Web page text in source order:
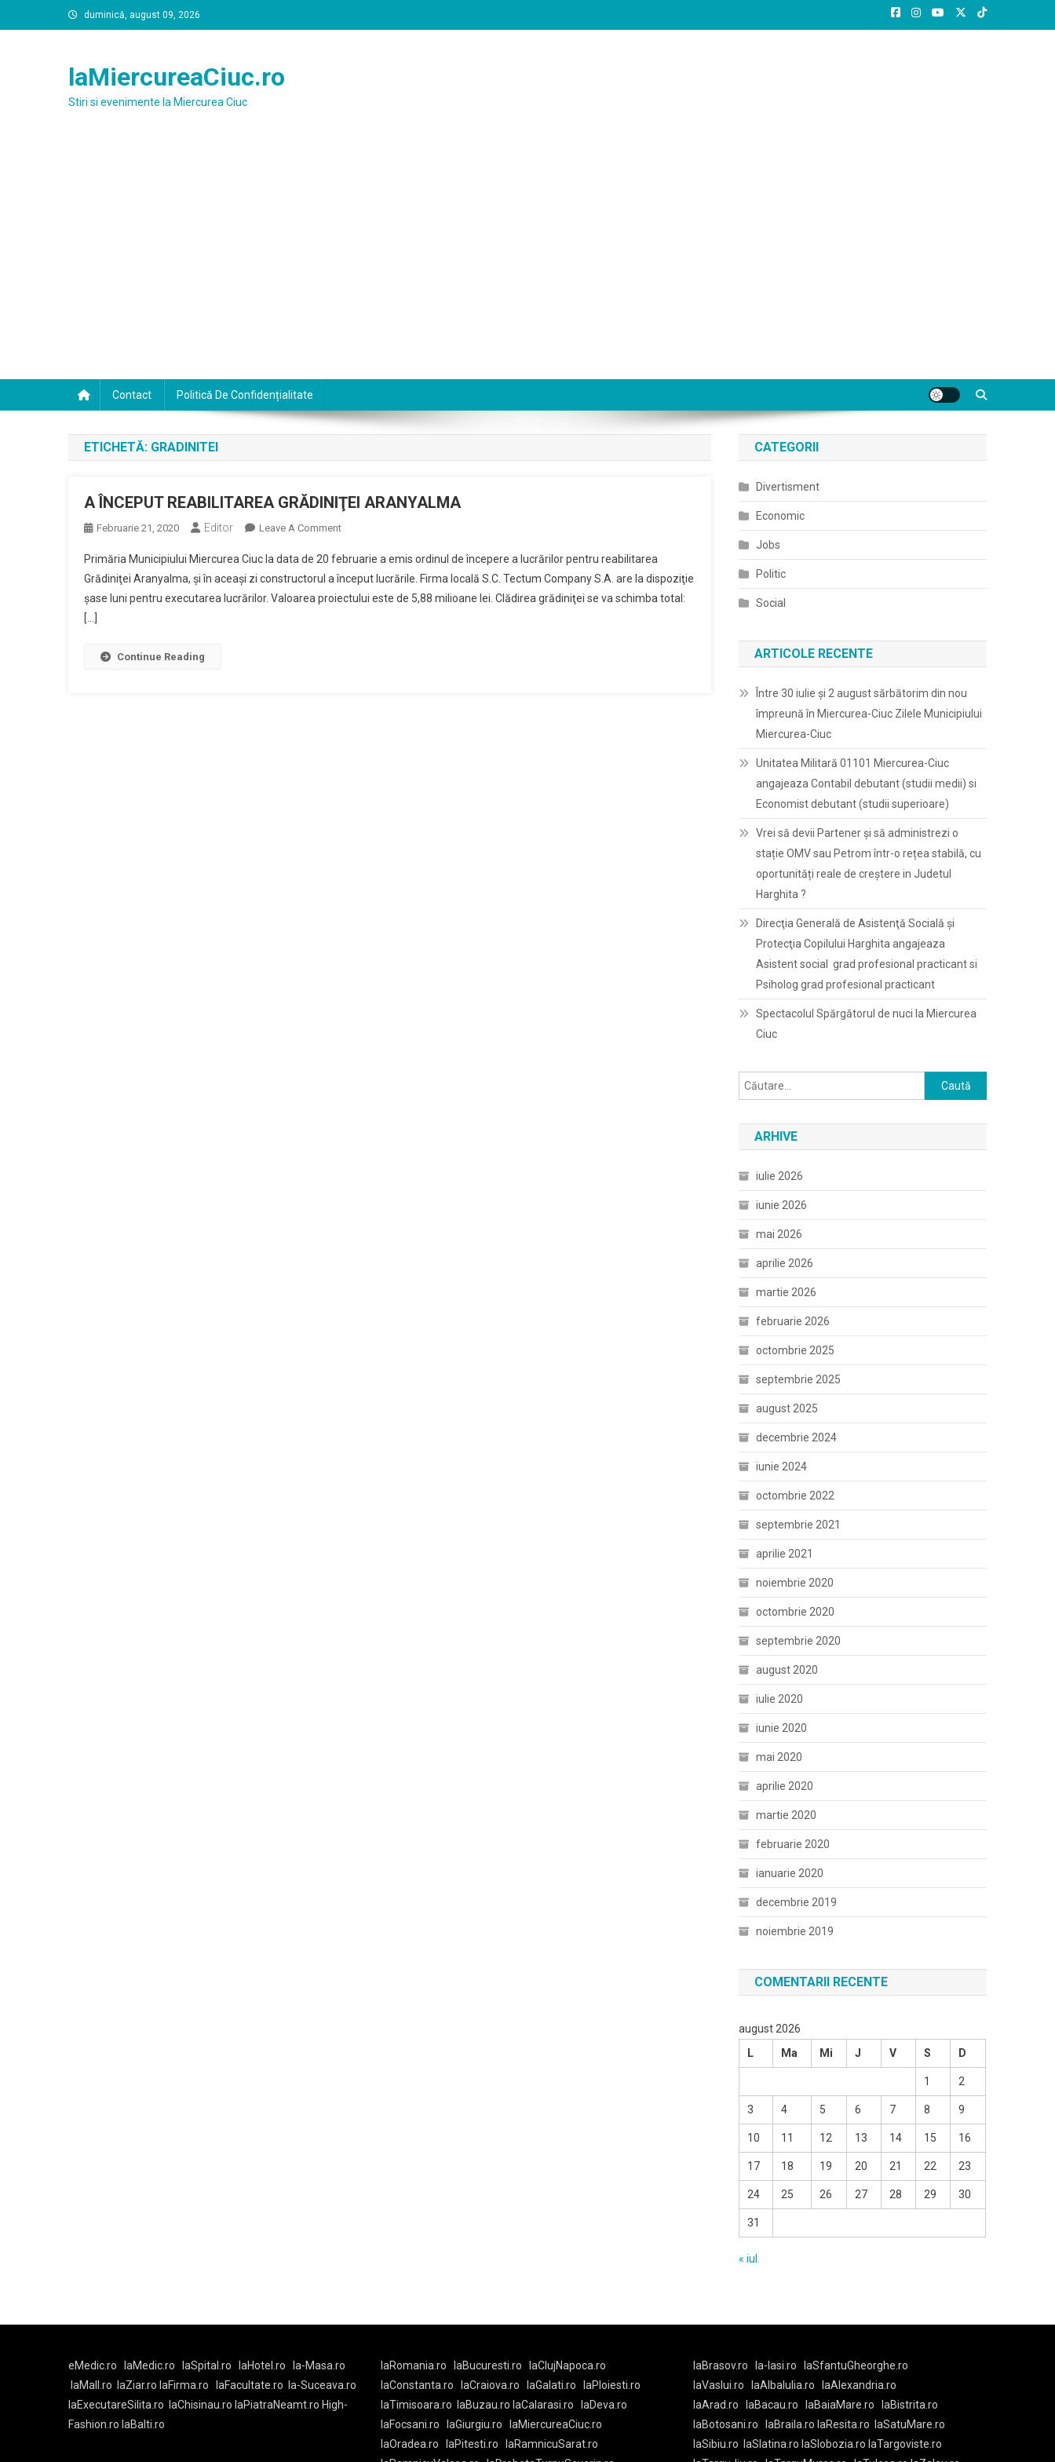
to
duminică, august 09, 2026
laMiercureaCiuc.ro
Stiri si evenimente la Miercurea Ciuc
Contact Politică De Confidențialitate
ETICHETĂ: GRADINITEI
A ÎNCEPUT REABILITAREA GRĂDINIŢEI ARANYALMA
Februarie 21, 2020 Editor Leave A CommentOn
ÎNCEPUT
REABILITAREA
GRĂDINIŢEI
Primăria Municipiului Miercurea Ciuc la data de 20 februarie a emis ordinul de începere a lucrărilor pentru reabilitarea
Grădiniţei Aranyalma, şi în aceaşi zi constructorul a început lucrările. Firma locală S.C. Tectum Company S.A. are la dispoziţie
şase luni pentru executarea lucrărilor. Valoarea proiectului este de 5,88 milioane lei. Clădirea grădiniţei se va schimba total:
[…]
Continue Reading
CATEGORII
Divertisment
Economic
Jobs
Politic
Social
ARTICOLE RECENTE
Între 30 iulie și 2 august sărbătorim din nou
împreună în Miercurea-Ciuc Zilele Municipiului
Miercurea-Ciuc
Unitatea Militară 01101 Miercurea-Ciuc
angajeaza Contabil debutant (studii medii) si
Economist debutant (studii superioare)
Vrei să devii Partener și să administrezi o
stație OMV sau Petrom într-o rețea stabilă, cu
oportunități reale de creștere in Judetul
Harghita ?
Direcţia Generală de Asistenţă Socială şi
Protecţia Copilului Harghita angajeaza
Asistent social grad profesional practicant si
Psiholog grad profesional practicant
Spectacolul Spărgătorul de nuci la Miercurea
Ciuc
Caută
după:
ARHIVE
iulie 2026
iunie 2026
mai 2026
aprilie 2026
martie 2026
februarie 2026
octombrie 2025
septembrie 2025
august 2025
decembrie 2024
iunie 2024
octombrie 2022
septembrie 2021
aprilie 2021
noiembrie 2020
octombrie 2020
septembrie 2020
august 2020
iulie 2020
iunie 2020
mai 2020
aprilie 2020
martie 2020
februarie 2020
ianuarie 2020
decembrie 2019
noiembrie 2019
COMENTARII RECENTE
august 2026
L
Ma Mi J V S D
1 2
3 4 5 6 7 8 9
10 11 12 13 14 15 16
17 18 19 20 21 22 23
24 25 26 27 28 29 30
31
« iul.
eMedic.ro laMedic.ro laSpital.ro laHotel.ro
la-Masa.ro
laMall.ro
laZiar.ro laFirma.ro laFacultate.ro
la-Suceava.ro
laExecutareSilita.ro
laChisinau.ro laPiatraNeamt.ro High-
Fashion.ro laBalti.ro
laRomania.ro laBucuresti.ro
laClujNapoca.ro
laConstanta.ro
laCraiova.ro laGalati.ro
laPloiesti.ro
laTimisoara.ro
laBuzau.ro laCalarasi.ro
laDeva.ro
laFocsani.ro
laGiurgiu.ro
laMiercureaCiuc.ro
laOradea.ro
laPitesti.ro
laRamnicuSarat.ro
laBrasov.ro la-Iasi.ro
laSfantuGheorghe.ro
laVaslui.ro
laAlbaIulia.ro
laAlexandria.ro
laArad.ro
laBacau.ro laBaiaMare.ro
laBistrita.ro
laBotosani.ro
laBraila.ro laResita.ro
laSatuMare.ro
laSibiu.ro
laSlatina.ro laSlobozia.ro laTargoviste.ro